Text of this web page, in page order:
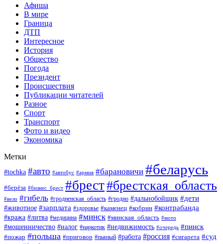
Афиша
В мире
Граница
ДТП
Интересное
История
Общество
Погода
Президент
Происшествия
Публикации читателей
Разное
Спорт
Транспорт
Фото и видео
Экономика
Метки
#tochka #авто #автобус #армия #барановичи #беларусь
#берёза #бизнес_брест #брест#брестская_область
#вело #гибель #гродненская_область #гродно #дальнобойщик #дети
#животное #зарплата #здоровье #каменец #кобрин #контрабанда
#кража #литва #медицина #минск #минская_область #мото
#мошенничество #налог #наркотик #недвижимость #очередь #пинск
#пожар #польша #приговор #пьяный #работа #россия #сигарета #суд